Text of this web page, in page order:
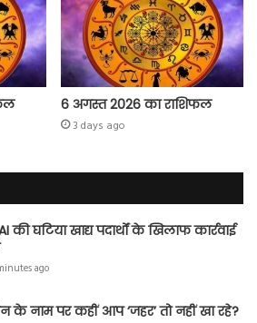
6 अगस्त 2026 का राशिफल
3 days ago
की घटिया खाद्य पदार्थों के खिलाफ कार्रवाई
ago
के नाम पर कहीं आप ‘जहर’ तो नहीं खा रहे?